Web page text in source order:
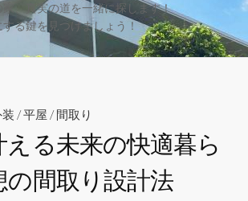
、真実の道を一緒に探します！
する鍵を見つけましょう！
り
替
/平屋 /間取り
る未来の快適暮ら
の間取り設計法